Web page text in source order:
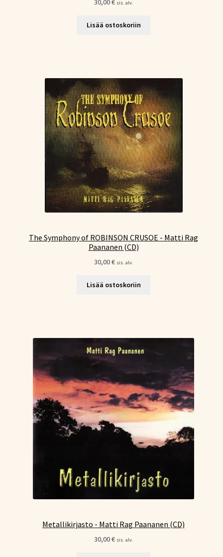
30,00€ sis. alv.
Lisää ostoskoriin
The Symphony of ROBINSON CRUSOE - Matti Rag
Paananen (CD)
30,00€ sis. alv.
Lisää ostoskoriin
Metallikirjasto - Matti Rag Paananen (CD)
30,00€ sis. alv.